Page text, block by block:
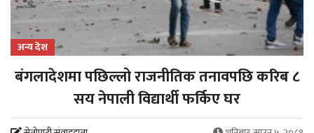
अन्य देश
बंगलादेशमा पछिल्लो राजनीतिक तनावपछि करिब ८
सय नेपाली विद्यार्थी फर्किए घर